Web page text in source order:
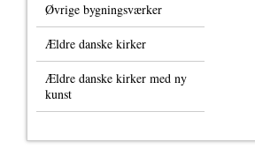
Øvrige bygningsværker
Ældre danske kirker
Ældre danske kirker med ny
kunst